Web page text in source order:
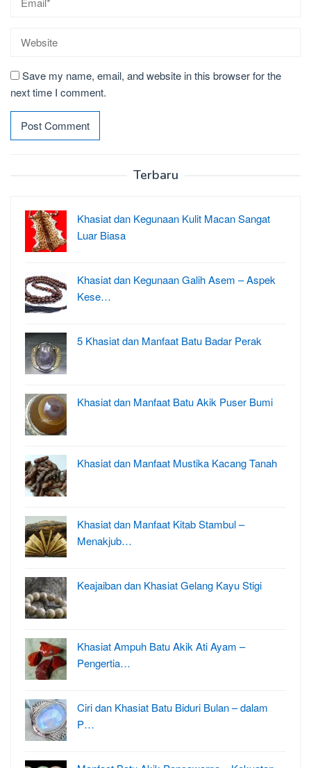
Save my name, email, and website in this browser for the
next time I comment.
Terbaru
Khasiat dan Kegunaan Kulit Macan Sangat
Luar Biasa
Khasiat dan Kegunaan Galih Asem – Aspek
Kese…
5 Khasiat dan Manfaat Batu Badar Perak
Khasiat dan Manfaat Batu Akik Puser Bumi
Khasiat dan Manfaat Mustika Kacang Tanah
Khasiat dan Manfaat Kitab Stambul –
Menakjub…
Keajaiban dan Khasiat Gelang Kayu Stigi
Khasiat Ampuh Batu Akik Ati Ayam –
Pengertia…
Ciri dan Khasiat Batu Biduri Bulan – dalam
P…